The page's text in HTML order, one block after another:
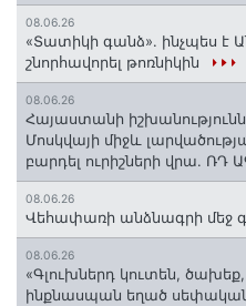
08.06.26
«Տատիկի գանձ». ինչպես է
շնորհավորել թոռնիկին
08.06.26
Հայաստանի
Մոսկվայի միջև
բարդել ուրիշների վրա. ՌԴ
08.06.26
Վեհափառի անձնագրի մեջ
08.06.26
«Գլուխներդ կուտեն,
ինքնասպան եղած